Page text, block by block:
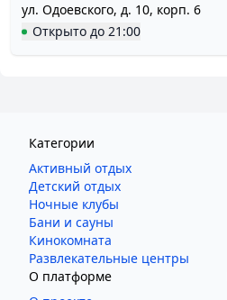
ул. Одоевского, д. 10, корп. 6
Открыто до 21:00
Категории
Активный отдых
Детский отдых
Ночные клубы
Бани и сауны
Кинокомната
Развлекательные центры
О платформе